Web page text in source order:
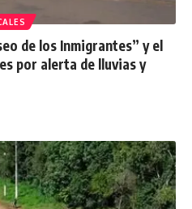
de los Inmigrantes” y el
por alerta de lluvias y